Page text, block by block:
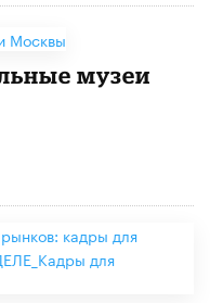
музеи